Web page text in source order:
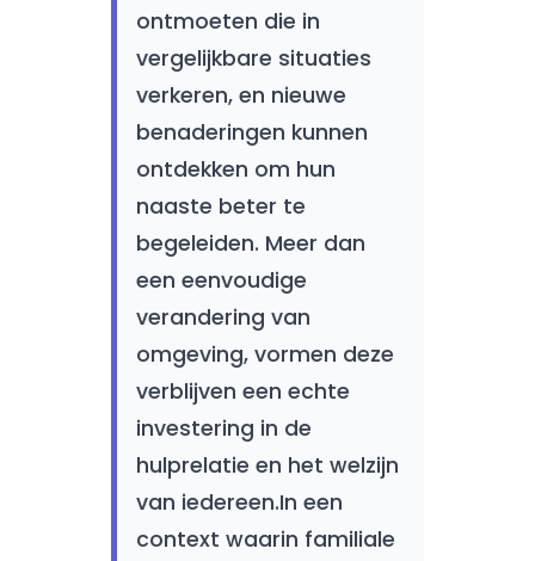
ontmoeten die in
vergelijkbare situaties
verkeren, en nieuwe
benaderingen kunnen
ontdekken om hun
naaste beter te
begeleiden. Meer dan
een eenvoudige
verandering van
omgeving, vormen deze
verblijven een echte
investering in de
hulprelatie en het welzijn
van iedereen.In een
context waarin familiale